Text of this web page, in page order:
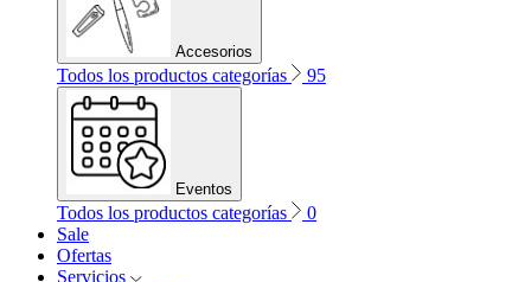
Accesorios
Todos los productos categorías 95
Eventos
Todos los productos categorías
0
Sale
Ofertas
Servicios